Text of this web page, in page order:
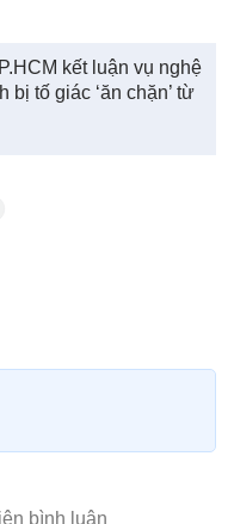
kết luận vụ nghệ
bị tố giác ‘ăn chặn’ từ